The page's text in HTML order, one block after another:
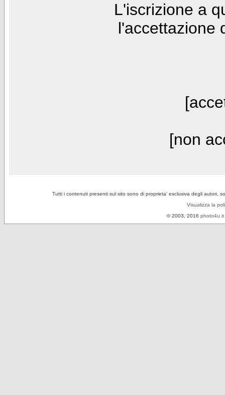
L'iscrizione a
l'accettazione
[non
Tutti i contenuti presenti sul sito sono di proprieta' esclusiva degli autori,
Visualizza la
© 2003, 2016 photo4u.it